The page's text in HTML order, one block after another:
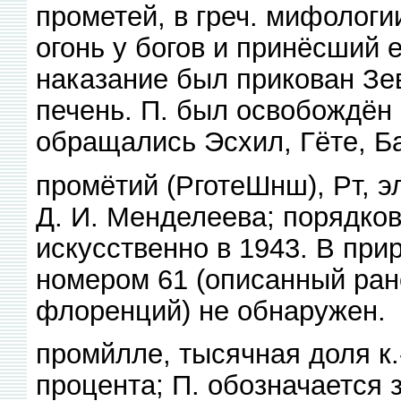
прометей, в греч.
огонь у богов и
наказание был прикован
печень. П. был
обращались Эсхил, Гёте,
промётий (РготеШнш), Рт,
Д. И. Менделеева;
искусственно в 1943. В
номером 61 (описанный
флоренций) не обнаружен.
промйлле, тысячная доля
процента; П. обозначается